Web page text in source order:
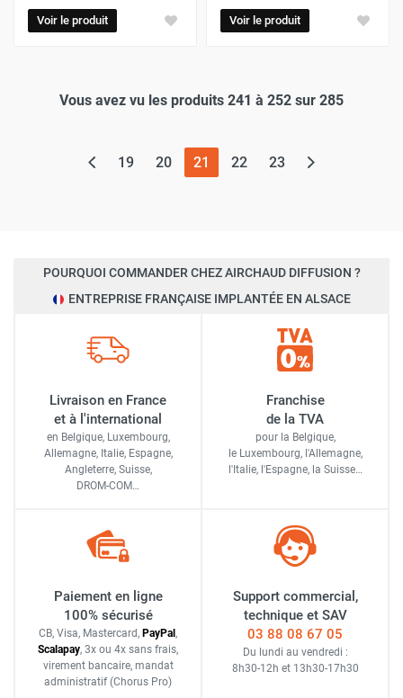
Voir le produit Voir le produit
Vous avez vu les produits 241 à 252 sur 285
19 20 21 (page actuelle)
22 23
POURQUOI COMMANDER CHEZ AIRCHAUD DIFFUSION ?
ENTREPRISE FRANÇAISE IMPLANTÉE EN ALSACE
Livraison en France
et à l'international
en Belgique, Luxembourg,
Allemagne, Italie, Espagne,
Angleterre, Suisse,
DROM-COM…
Franchise
de la TVA
pour la Belgique,
le Luxembourg, l'Allemagne,
l'Italie, l'Espagne, la Suisse…
Paiement en ligne
100% sécurisé
CB, Visa, Mastercard, PayPal ,
Scalapay, 3x ou 4x sans frais,
virement bancaire, mandat
administratif (Chorus Pro)
Support commercial,
technique et SAV
03 88 08 67 05
Du lundi au vendredi :
8h30-12h et 13h30-17h30